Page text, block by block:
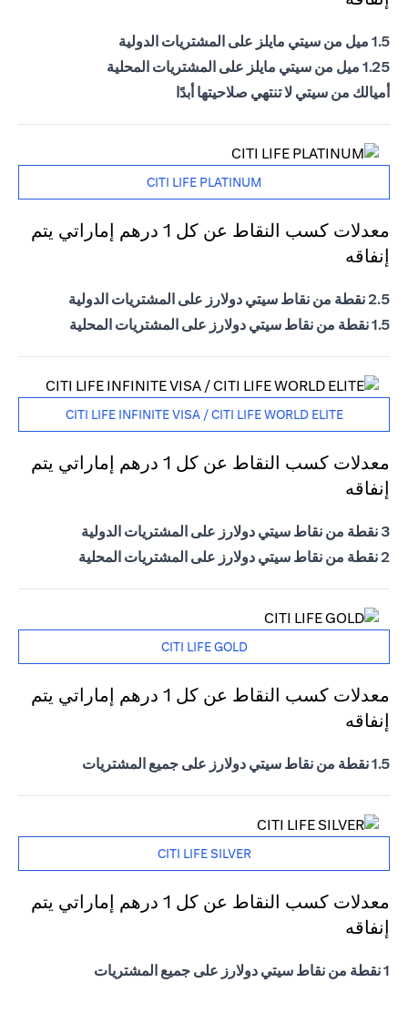
1.5 ميل من سيتي مايلز على المشتريات الدولية
1.25 ميل من سيتي مايلز على المشتريات المحلية
أميالك من سيتي لا تنتهي صلاحيتها أبدًا
CITI LIFE PLATINUM
معدلات كسب النقاط عن كل 1 درهم إماراتي يتم
إنفاقه
2.5 نقطة من نقاط سيتي دولارز على المشتريات الدولية
1.5 نقطة من نقاط سيتي دولارز على المشتريات المحلية
CITI LIFE INFINITE VISA / CITI LIFE WORLD ELITE
معدلات كسب النقاط عن كل 1 درهم إماراتي يتم
إنفاقه
3 نقطة من نقاط سيتي دولارز على المشتريات الدولية
2 نقطة من نقاط سيتي دولارز على المشتريات المحلية
CITI LIFE GOLD
معدلات كسب النقاط عن كل 1 درهم إماراتي يتم
إنفاقه
1.5 نقطة من نقاط سيتي دولارز على جميع المشتريات
CITI LIFE SILVER
معدلات كسب النقاط عن كل 1 درهم إماراتي يتم
إنفاقه
1 نقطة من نقاط سيتي دولارز على جميع المشتريات